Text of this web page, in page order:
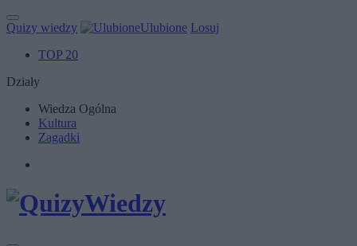
Quizy wiedzy Ulubione Losuj
TOP 20
Działy
Wiedza Ogólna
Kultura
Zagadki